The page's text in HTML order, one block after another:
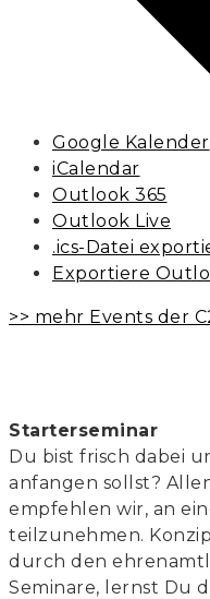
Google Kalender
iCalendar
Outlook 365
Outlook Live
.ics-Datei
Exportiere
>> mehr Events der
Starterseminar
Du bist frisch dabei
anfangen sollst?
empfehlen wir, an
teilzunehmen.
durch den
Seminare, lernst Du